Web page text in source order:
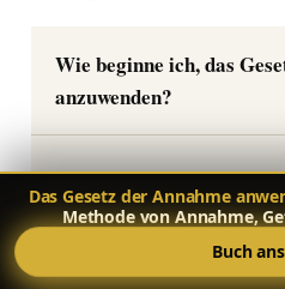
Wie beginne ich, das
anzuwenden?
Wie oft sollte ich üben?
Was, wenn ich nichts
Das Gesetz der Annahme
Methode von Annahme,
Buch